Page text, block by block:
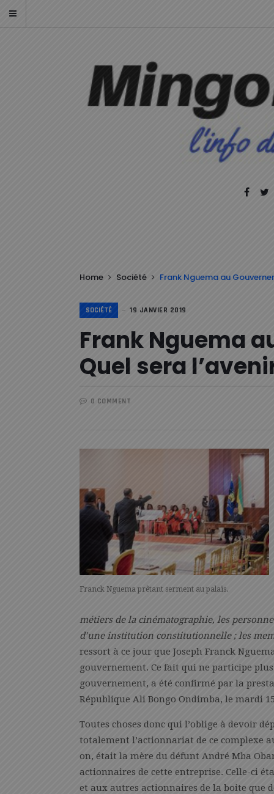
Home Société Frank Nguema au
SOCIÉTÉ 19 JANVIER 2019
Frank Nguema
Quel sera
0 COMMENT
Franck Nguema prêtant serment au palais.
métiers de la cinématographie, les
d’une institution constitutionnelle ; les
ressort à ce jour que Joseph Franck
gouvernement. Ce fait qui ne participe
gouvernement, a été confirmé par la
République Ali Bongo Ondimba, le mardi
Toutes choses donc qui l’oblige à devoir
totalement l’actionnariat de ce complexe
on, était la mère du défunt André Mba
actionnaires de cette entreprise. Celle-ci
et aux autres actionnaires de la boite que